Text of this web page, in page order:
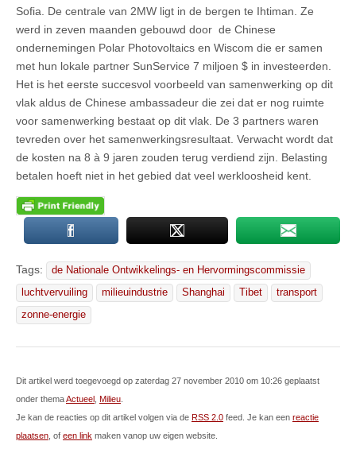
Sofia. De centrale van 2MW ligt in de bergen te Ihtiman. Ze
werd in zeven maanden gebouwd door de Chinese
ondernemingen Polar Photovoltaics en Wiscom die er samen
met hun lokale partner SunService 7 miljoen $ in investeerden.
Het is het eerste succesvol voorbeeld van samenwerking op dit
vlak aldus de Chinese ambassadeur die zei dat er nog ruimte
voor samenwerking bestaat op dit vlak. De 3 partners waren
tevreden over het samenwerkingsresultaat. Verwacht wordt dat
de kosten na 8 à 9 jaren zouden terug verdiend zijn. Belasting
betalen hoeft niet in het gebied dat veel werkloosheid kent.
Tags:
de Nationale Ontwikkelings- en Hervormingscommissie
luchtvervuiling
milieuindustrie Shanghai Tibet
transport
zonne-energie
Dit artikel werd toegevoegd op zaterdag 27 november 2010 om 10:26 geplaatst
onder themaActueel Milieu
Je kan de reacties op dit artikel volgen via de RSS 2.0 feed. Je kan een reactie
plaatsen , of een link maken vanop uw eigen website.